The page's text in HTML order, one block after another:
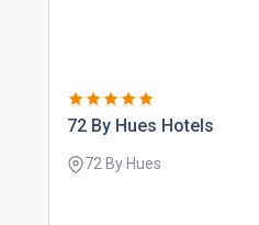
72 by hues hotels
72 By Hues